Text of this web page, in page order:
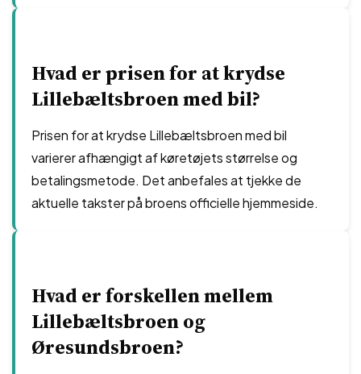
Hvad er prisen for at krydse
Lillebæltsbroen med bil?
Prisen for at krydse Lillebæltsbroen med bil
varierer afhængigt af køretøjets størrelse og
betalingsmetode. Det anbefales at tjekke de
aktuelle takster på broens officielle hjemmeside.
Hvad er forskellen mellem
Lillebæltsbroen og
Øresundsbroen?